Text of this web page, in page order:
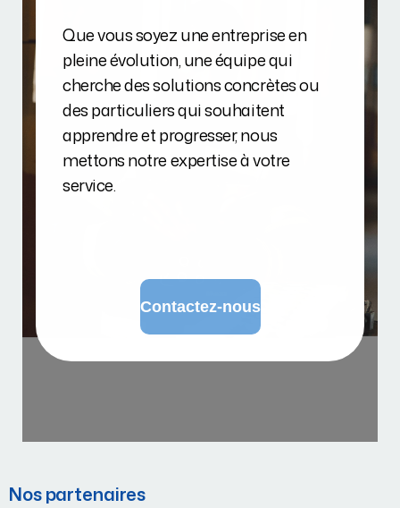
Que vous soyez une entreprise en
pleine évolution, une équipe qui
cherche des solutions concrètes ou
des particuliers qui souhaitent
apprendre et progresser, nous
mettons notre expertise à votre
service.
Nos partenaires